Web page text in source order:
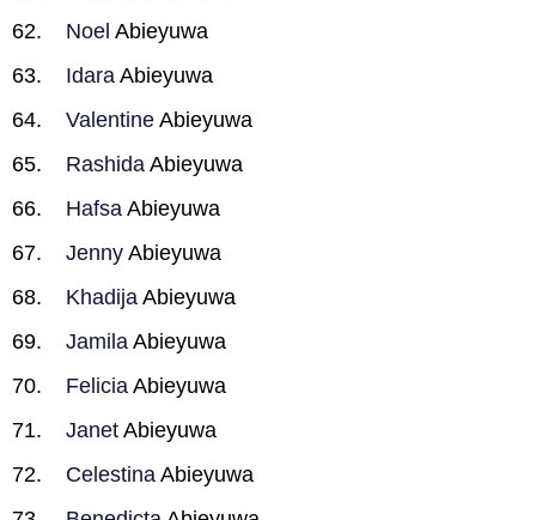
Noel Abieyuwa
Idara Abieyuwa
Valentine Abieyuwa
Rashida Abieyuwa
Hafsa Abieyuwa
Jenny Abieyuwa
Khadija Abieyuwa
Jamila Abieyuwa
Felicia Abieyuwa
Janet Abieyuwa
Celestina Abieyuwa